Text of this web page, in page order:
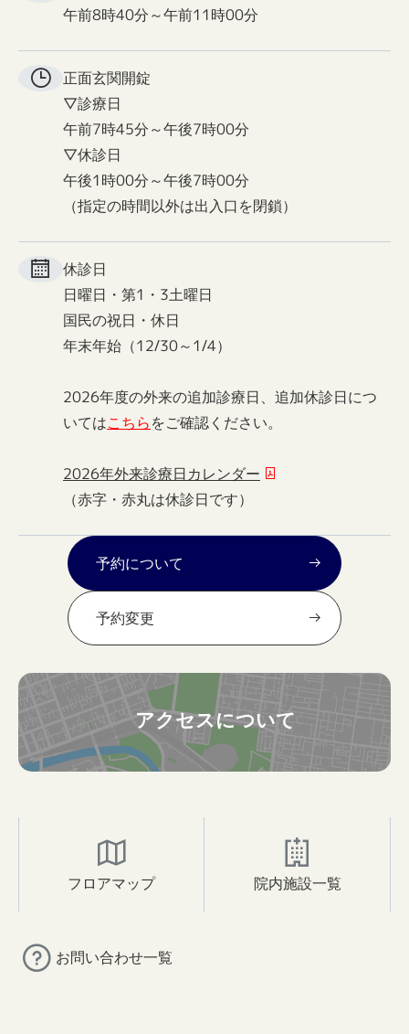
午前8時40分～午前11時00分
正面玄関開錠
▽診療日
午前7時45分～午後7時00分
▽休診日
午後1時00分～午後7時00分
（指定の時間以外は出入口を閉鎖）
休診日
日曜日・第1・3土曜日
国民の祝日・休日
年末年始（12/30～1/4）
2026年度の外来の追加診療日、追加休診日につ
いてはこちらをご確認ください。
2026年外来診療日カレンダー
（赤字・赤丸は休診日です）
予約について
予約変更
アクセスについて
フロアマップ 院内施設一覧
お問い合わせ一覧